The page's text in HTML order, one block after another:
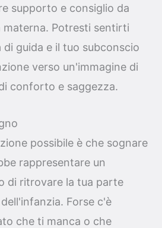
supporto e consiglio da
materna. Potresti sentirti
guida e il tuo subconscio
verso un'immagine di
conforto e saggezza.
possibile è che sognare
rappresentare un
di ritrovare la tua parte
Forse c'è
che ti manca o che